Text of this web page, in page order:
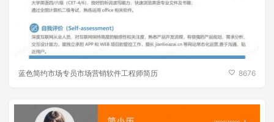
蓝色简约市场专员市场营销软件工程师简历 8676